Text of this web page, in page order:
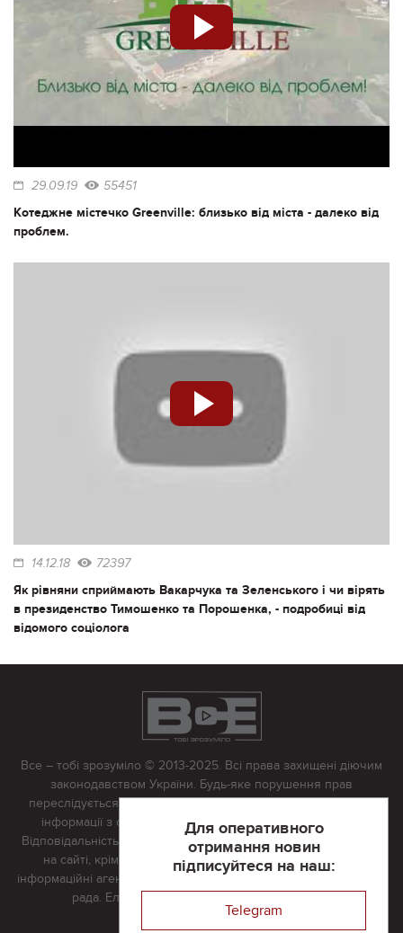
29.09.19 55451
Котеджне містечко Greenville: близько від міста - далеко від
проблем.
14.12.18 72397
Як рівняни сприймають Вакарчука та Зеленського і чи вірять
в президенство Тимошенко та Порошенка, - подробиці від
відомого соціолога
Для оперативного
отримання новин
підписуйтеся на наш:
Telegram
Все – тобі зрозуміло © 2013-2025. Всі права захищені діючим
законодавством України. Будь-яке порушення прав
переслідується в судовому порядку. Будь-яке відтворення
інформації з сайту тільки з письмово дозволу редакції.
Відповідальність за достовірність усіх матеріалів, розміщених
на сайті, крім матеріалів, які містять посилання на інші
інформаційні агентства або інтернет-видання, несе редакційна
рада. Електронна пошта: